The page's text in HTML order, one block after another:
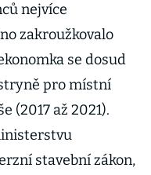
nejvíce
zakroužkovalo
se dosud
pro místní
(2017 až 2021).
stavební zákon,